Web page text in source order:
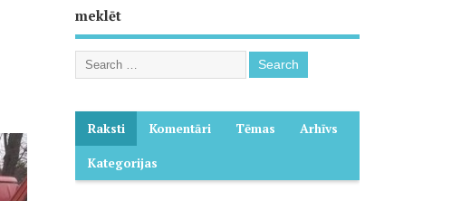
meklēt
Raksti Komentāri Tēmas Arhīvs
Kategorijas